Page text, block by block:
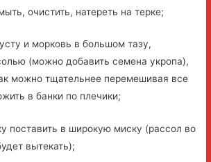
очистить, натереть на терке;
и морковь в большом тазу,
(можно добавить семена укропа),
можно тщательнее перемешивая все
в банки по плечики;
в широкую миску (рассол во
вытекать);